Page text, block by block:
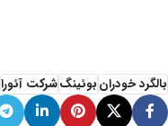
بالگرد خودرانبوئینگشرکت آئورا